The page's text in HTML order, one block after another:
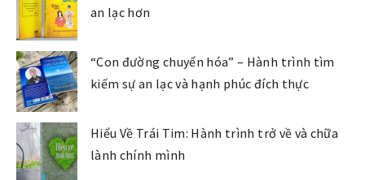
an lạc hơn
“Con đường chuyển hóa” – Hành trình tìm
kiếm sự an lạc và hạnh phúc đích thực
Hiểu Về Trái Tim: Hành trình trở về và chữa
lành chính mình